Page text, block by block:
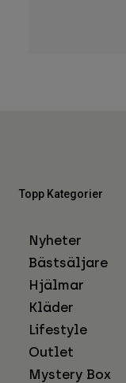
Topp Kategorier
Nyheter
Bästsäljare
Hjälmar
Kläder
Lifestyle
Outlet
Mystery Box